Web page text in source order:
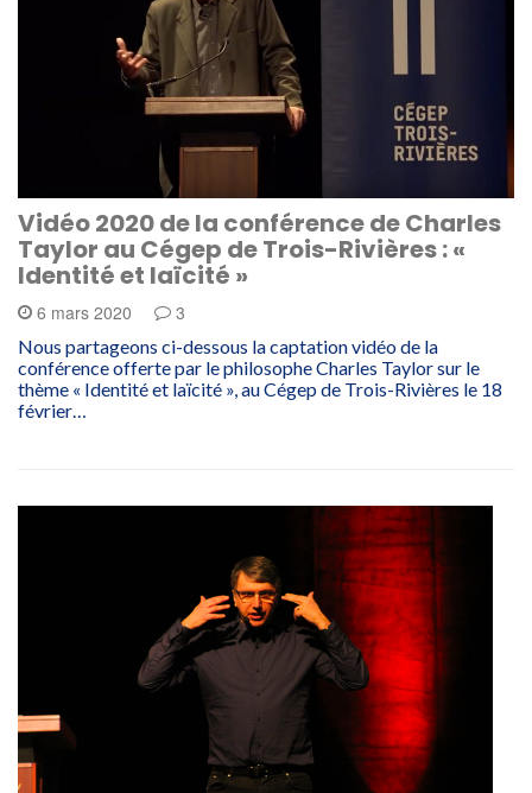
Vidéo 2020 de la conférence de Charles
Taylor au Cégep de Trois-Rivières : «
Identité et laïcité »
6 mars 2020 3
Nous partageons ci-dessous la captation vidéo de la
conférence offerte par le philosophe Charles Taylor sur le
thème « Identité et laïcité », au Cégep de Trois-Rivières le 18
février…